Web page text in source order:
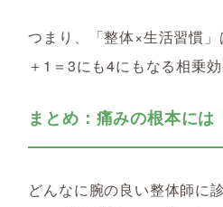
つまり、
「整体×生活習慣
＋1＝3にも4にもなる相乗効
まとめ：痛みの根本には
どんなに腕の良い整体師に